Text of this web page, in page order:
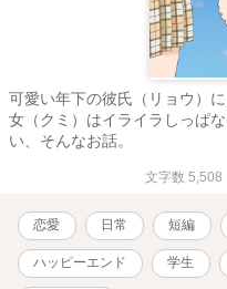
可愛い年下の彼氏（リョウ）
女（クミ）はイライラしっぱ
い、そんなお話。
文字数 5,508
恋愛 日常 短編
ハッピーエンド 学生